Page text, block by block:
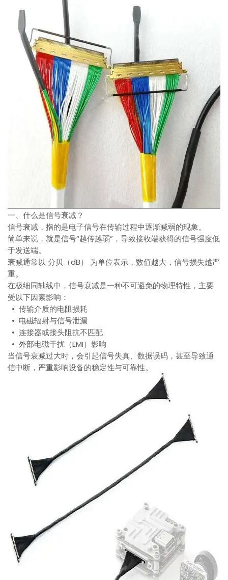
一、什么是信号衰减？
信号衰减，指的是电子信号在传输过程中逐渐减弱的现象。
简单来说，就是信号“越传越弱”，导致接收端获得的信号强度低
于发送端。
衰减通常以 分贝（dB） 为单位表示，数值越大，信号损失越严
重。
在极细同轴线中，信号衰减是一种不可避免的物理特性，主要
受以下因素影响：
• 传输介质的电阻损耗
• 电磁辐射与信号泄漏
• 连接器或接头阻抗不匹配
• 外部电磁干扰（EMI）影响
当信号衰减过大时，会引起信号失真、数据误码，甚至导致通
信中断，严重影响设备的稳定性与可靠性。